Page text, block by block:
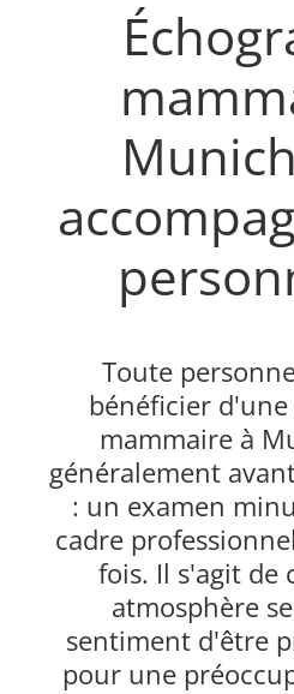
Toute
bénéficier
mammaire à
généralement
: un examen
cadre
fois. Il s'agit de
atmosphère
sentiment d'être
pour une